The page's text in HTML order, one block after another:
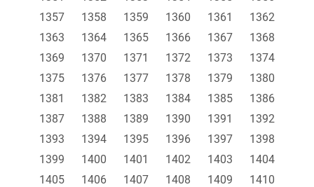
1357
1358 1359 1360 1361
1362
1363
1364 1365 1366 1367
1368
1369
1370 1371 1372 1373
1374
1375
1376 1377 1378 1379
1380
1381
1382 1383 1384 1385
1386
1387
1388 1389 1390 1391
1392
1393
1394 1395 1396 1397
1398
1399
1400 1401 1402 1403
1404
1405
1406 1407 1408 1409
1410